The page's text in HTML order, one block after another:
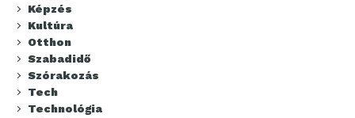
Képzés
Kultúra
Otthon
Szabadidő
Szórakozás
Tech
Technológia